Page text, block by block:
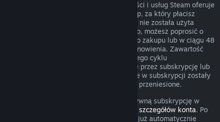
W przypadku niektórego rodzaju zawartości i usług Steam oferuje
okresowy (comiesięczny, coroczny) dostęp, za który płacisz
cyklicznie. Jeżeli odnawialna subskrypcja nie została użyta
podczas obecnego okresu rozliczeniowego, możesz poprosić o
zwrot w ciągu 48 godzin od początkowego zakupu lub w ciągu 48
godzin od dowolnego automatycznego odnowienia. Zawartość
uznaje się za użytą, jeżeli podczas obecnego cyklu
rozliczeniowego grano w gry obejmowane przez subskrypcję lub
jeżeli wszelkie korzyści lub zniżki zawarte w subskrypcji zostały
użyte, wykorzystane, zmodyfikowane lub przeniesione.
Pamiętaj o tym, że możesz anulować aktywną subskrypcję w
swoich szczegółów konta. Po
anulowaniu twoja subskrypcja nie będzie już automatycznie